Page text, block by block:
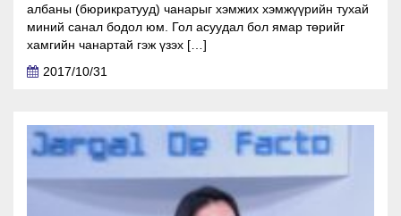
албаны (бюрикратууд) чанарыг хэмжих хэмжүүрийн тухай
миний санал бодол юм. Гол асуудал бол ямар төрийг
хамгийн чанартай гэж үзэх […]
2017/10/31